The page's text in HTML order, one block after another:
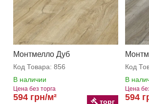
Монтмелло Дуб
Натуральный
Код Товара: 856
В наличии
Цена без торга
594 грн/м² торг
Код
В
Цена
594